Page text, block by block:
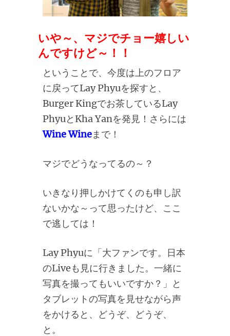
いや～、マジでチョー嬉しい
んですけど～！！
ということで、今度は上のフロア
に戻ってLay Phyuを探すと、
Burger Kingでお茶しているLay
PhyuとKha Yanを発見！さらには
Wine Wineまで！
マジでどうなってるの～？
いきなり押しかけてくのも申し訳
ないかな～って思ったけど、ここ
で逃しては！
Lay Phyuに「大ファンです。日本
のLiveも見に行きました。一緒に
写真を撮ってもいいですか？」と
タブレットの写真を見せながら声
をかけると、どうぞ、どうぞ、
と。